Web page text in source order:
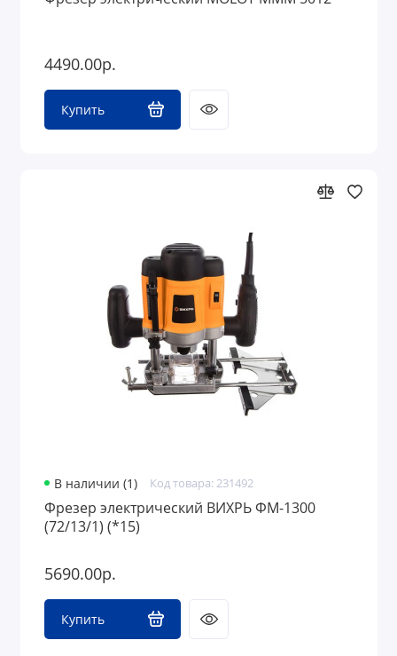
4490.00р.
Купить
В наличии (1) Код товара: 231492
Фрезер электрический ВИХРЬ ФМ-1300
(72/13/1) (*15)
5690.00р.
Купить